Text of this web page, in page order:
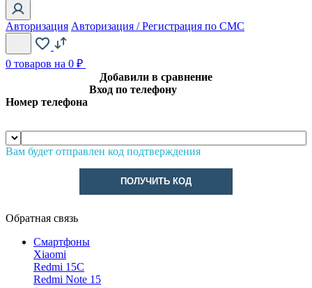
Авторизация Авторизация / Регистрация по СМС
0 товаров на 0 ₽
Добавили в сравнение
Вход по телефону
Номер телефона
Вам будет отправлен код подтверждения
ПОЛУЧИТЬ КОД
Обратная связь
Смартфоны
Xiaomi
Redmi 15C
Redmi Note 15